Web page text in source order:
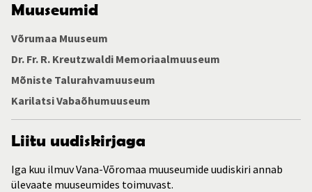
Muuseumid
Võrumaa Muuseum
Dr. Fr. R. Kreutzwaldi Memoriaalmuuseum
Mõniste Talurahvamuuseum
Karilatsi Vabaõhumuuseum
Liitu uudiskirjaga
Iga kuu ilmuv Vana-Võromaa muuseumide uudiskiri annab
ülevaate muuseumides toimuvast.